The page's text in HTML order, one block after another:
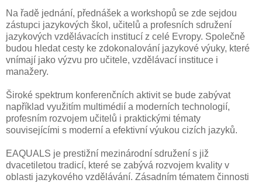
Na řadě jednání, přednášek a workshopů se zde sejdou
zástupci jazykových škol, učitelů a profesních sdružení
jazykových vzdělávacích institucí z celé Evropy. Společně
budou hledat cesty ke zdokonalování jazykové výuky, které
vnímají jako výzvu pro učitele, vzdělávací instituce i
manažery.
Široké spektrum konferenčních aktivit se bude zabývat
například využitím multimédií a moderních technologií,
profesním rozvojem učitelů i praktickými tématy
souvisejícími s moderní a efektivní výukou cizích jazyků.
EAQUALS je prestižní mezinárodní sdružení s již
dvacetiletou tradicí, které se zabývá rozvojem kvality v
oblasti jazykového vzdělávání. Zásadním tématem činnosti